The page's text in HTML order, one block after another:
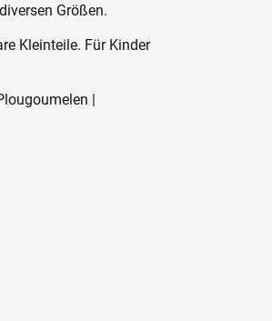
Größen.
Kleinteile. Für Kinder
|